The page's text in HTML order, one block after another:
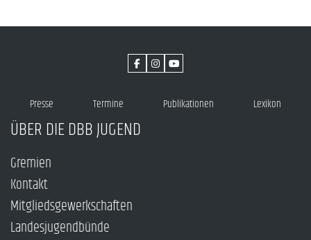
Presse Termine Publikationen Lexikon
ÜBER DIE DBB JUGEND
Gremien
Kontakt
Mitgliedsgewerkschaften
Landesjugendbünde